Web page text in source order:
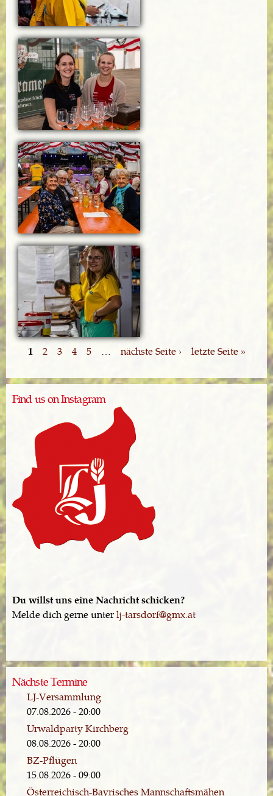
1 2 3 4 5 nächste Seite › letzte Seite »
Find us on Instagram
Du willst uns eine Nachricht schicken?
Melde dich gerne unterlj-tarsdorf@gmx.at
Nächste Termine
LJ-Versammlung
07.08.2026 - 20:00
Urwaldparty Kirchberg
08.08.2026 - 20:00
BZ-Pflügen
15.08.2026 - 09:00
Österreichisch-Bayrisches Mannschaftsmähen